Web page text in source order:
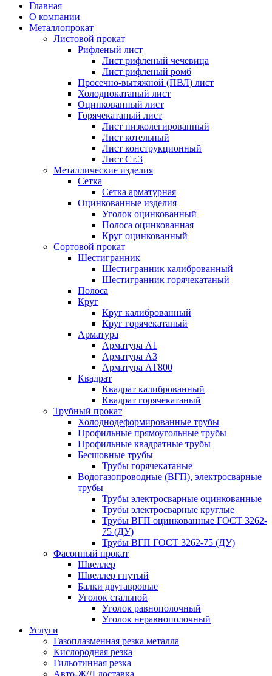
Главная
О компании
Металлопрокат
Листовой прокат
Рифленый лист
Лист рифленый чечевица
Лист рифленый ромб
Просечно-вытяжной (ПВЛ) лист
Холоднокатаный лист
Оцинкованный лист
Горячекатаный лист
Лист низколегированный
Лист котельный
Лист конструкционный
Лист Ст.3
Металлические изделия
Сетка
Сетка арматурная
Оцинкованные изделия
Уголок оцинкованный
Полоса оцинкованная
Круг оцинкованный
Сортовой прокат
Шестигранник
Шестигранник калиброванный
Шестигранник горячекатаный
Полоса
Круг
Круг калиброванный
Круг горячекатаный
Арматура
Арматура А1
Арматура А3
Арматура АТ800
Квадрат
Квадрат калиброванный
Квадрат горячекатаный
Трубный прокат
Холоднодеформированные трубы
Профильные прямоугольные трубы
Профильные квадратные трубы
Бесшовные трубы
Трубы горячекатаные
Водогазопроводные (ВГП), электросварные
трубы
Трубы электросварные оцинкованные
Трубы электросварные круглые
Трубы ВГП оцинкованные ГОСТ 3262-
75 (ДУ)
Трубы ВГП ГОСТ 3262-75 (ДУ)
Фасонный прокат
Швеллер
Швеллер гнутый
Балки двутавровые
Уголок стальной
Уголок равнополочный
Уголок неравнополочный
Услуги
Газоплазменная резка металла
Кислородная резка
Гильотинная резка
Авто-Ж/Д доставка